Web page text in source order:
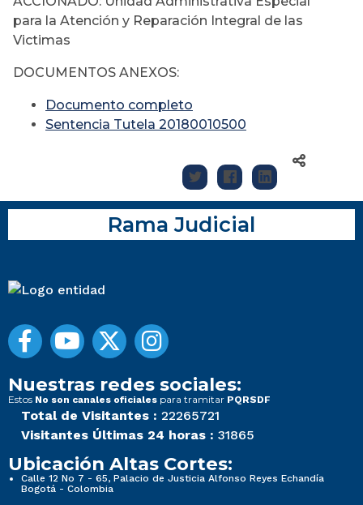
para la Atención y Reparación Integral de las
Victimas
DOCUMENTOS ANEXOS:
Documento completo
Sentencia Tutela 20180010500
Rama Judicial
Nuestras redes sociales:
Estos No son canales oficiales para tramitar PQRSDF
Total de Visitantes : 22265721
Visitantes Últimas 24 horas : 31865
Ubicación Altas Cortes:
Calle 12 No 7 - 65, Palacio de Justicia Alfonso Reyes Echandía
Bogotá - Colombia